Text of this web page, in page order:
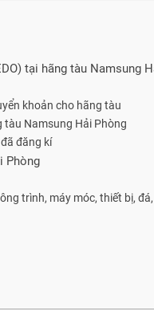
tại hãng tàu Namsung
khoản cho hãng tàu
tàu Namsung Hải Phòng
đăng kí
Phòng
trình, máy móc, thiết bị,